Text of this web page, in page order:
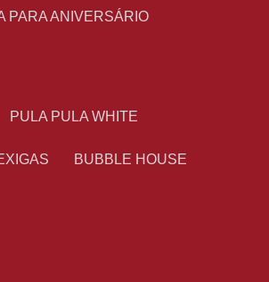
PARA ANIVERSÁRIO
PULA PULA WHITE
BUBBLE HOUSE